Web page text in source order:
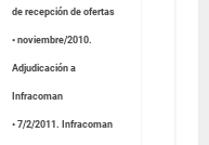
de recepción de ofertas
• noviembre/2010.
Adjudicación a
Infracoman
• 7/2/2011. Infracoman